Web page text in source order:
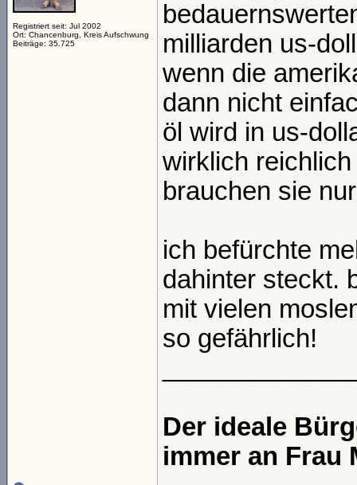
Registriert seit: Jul 2002
Ort: Chancenburg, Kreis Aufschwung
Beiträge: 35.725
milliarden us-
wenn die
dann nicht
öl wird in us-
wirklich
brauchen sie
ich befürchte
dahinter steckt.
mit vielen
so gefährlich!
Der ideale
immer an Frau